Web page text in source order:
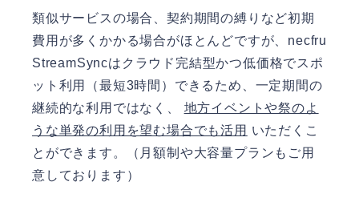
類似サービスの場合、契約期間の縛りなど初期
費用が多くかかる場合がほとんどですが、necfru
StreamSyncはクラウド完結型かつ低価格でスポ
ット利用（最短3時間）できるため、一定期間の
継続的な利用ではなく、 地方イベントや祭のよ
うな単発の利用を望む場合でも活用 いただくこ
とができます。（月額制や大容量プランもご用
意しております）